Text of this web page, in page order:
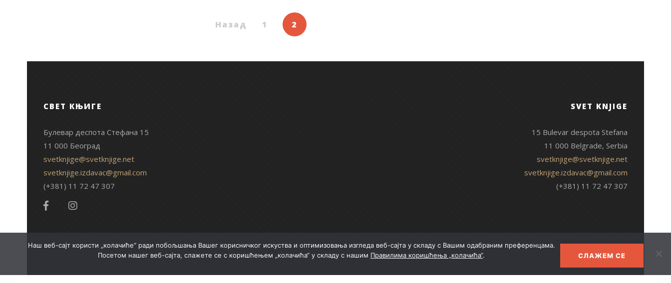
Назад 1 2
СВЕТ КЊИГЕ
Булевар деспота Стефана 15
11 000 Београд
svetknjige@svetknjige.net
svetknjige.izdavac@gmail.com
(+381) 11 72 47 307
SVET KNJIGE
15 Bulevar despota Stefana
11 000 Belgrade, Serbia
svetknjige@svetknjige.net
svetknjige.izdavac@gmail.com
(+381) 11 72 47 307
© 2026 Свет књиге
Наш веб-сајт користи „колачиће“ ради побољшања Вашег корисничког искуства и оптимизовања изгледа веб-сајта у складу с Вашим одабраним преференцама.
Посетом нашег веб-сајта, слажете се с коришћењем „колачића“ у складу с нашим Правилима коришћења „колачића“. СЛАЖЕМ СЕ